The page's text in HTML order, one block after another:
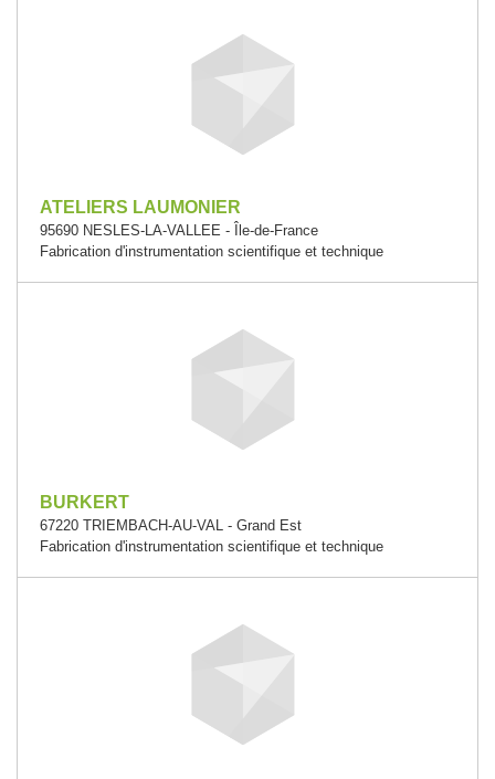
ATELIERS LAUMONIER
95690 NESLES-LA-VALLEE - Île-de-France
Fabrication d'instrumentation scientifique et technique
BURKERT
67220 TRIEMBACH-AU-VAL - Grand Est
Fabrication d'instrumentation scientifique et technique